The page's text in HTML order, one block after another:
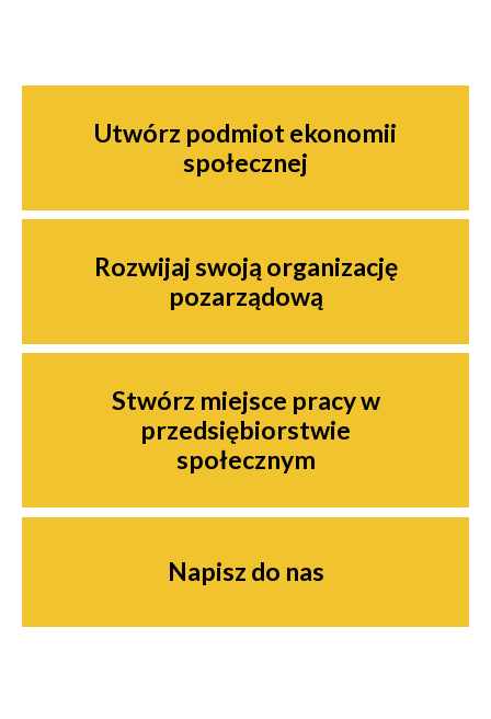
Utwórz podmiot ekonomii
społecznej
Rozwijaj swoją organizację
pozarządową
Stwórz miejsce pracy w
przedsiębiorstwie
społecznym
Napisz do nas